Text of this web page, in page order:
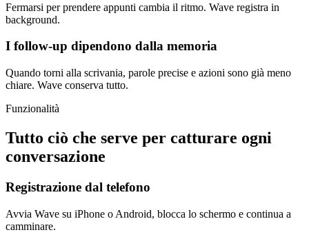
Fermarsi per prendere appunti cambia il ritmo. Wave registra in
background.
I follow-up dipendono dalla memoria
Quando torni alla scrivania, parole precise e azioni sono già meno
chiare. Wave conserva tutto.
Funzionalità
Tutto ciò che serve per catturare ogni
conversazione
Registrazione dal telefono
Avvia Wave su iPhone o Android, blocca lo schermo e continua a
camminare.